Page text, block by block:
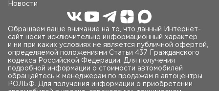
Новости
Обращаем ваше внимание на то, что данный Интернет-
сайт носит исключительно информационный характер
и ни при каких условиях не является публичной офертой,
определяемой положениями Статьи 437 Гражданского
кодекса Российской Федерации. Для получения
подробной информации о стоимости автомобилей
обращайтесь к менеджерам по продажам в автоцентры
РОЛЬФ. Для получения информации о приобретении